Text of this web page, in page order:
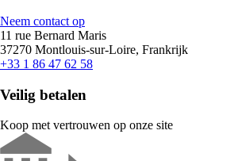
Neem contact op
11 rue Bernard Maris
37270 Montlouis-sur-Loire, Frankrijk
+33 1 86 47 62 58
Veilig betalen
Koop met vertrouwen op onze site